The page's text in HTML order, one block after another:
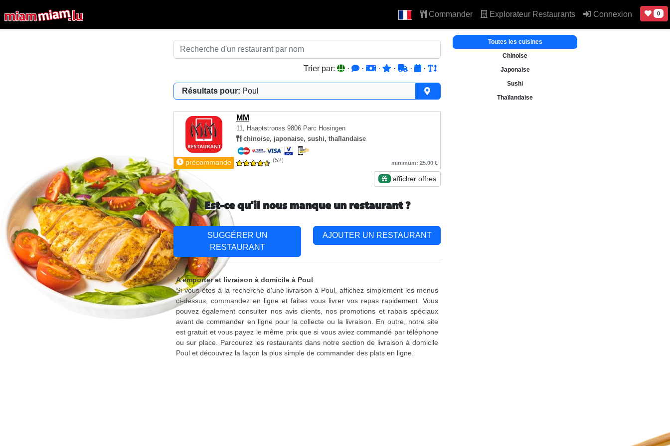
Commander Explorateur Restaurants Connexion 0
Trier par: · · · · · ·
Résultats pour: Poul
MM
11, Haaptstrooss 9806 Parc Hosingen
chinoise, japonaise, sushi, thaïlandaise
précommande (52) minimum: 25.00 €
afficher offres
Toutes les cuisines
Chinoise
Japonaise
Sushi
Thaïlandaise
Est-ce qu'il nous manque un restaurant ?
SUGGÉRER UN
RESTAURANT
AJOUTER UN RESTAURANT
A emporter et livraison à domicile à Poul
Si vous êtes à la recherche d'une livraison à Poul, affichez simplement les menus
ci-dessus, commandez en ligne et faites vous livrer vos repas rapidement. Vous
pouvez également consulter nos avis clients, nos promotions et rabais spéciaux
avant de commander en ligne pour la collecte ou la livraison. En outre, notre site
est gratuit et vous payez le même prix que si vous aviez commandé par téléphone
ou sur place. Parcourez les restaurants dans notre section de livraison à domicile
Poul et découvrez la façon la plus simple de commander des plats en ligne.